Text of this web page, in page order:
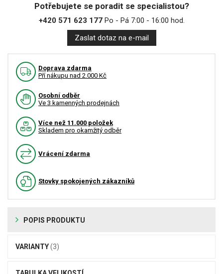
Potřebujete se poradit se specialistou?
+420 571 623 177Po - Pá 7:00 - 16:00 hod.
Zaslat dotaz na e-mail
Doprava zdarma
Pří nákupu nad 2.000 Kč
Osobní odběr
Ve 3 kamenných prodejnách
Více než 11.000 položek
Skladem pro okamžitý odběr
Vrácení zdarma
Stovky spokojených zákazníků
POPIS PRODUKTU
VARIANTY(3)